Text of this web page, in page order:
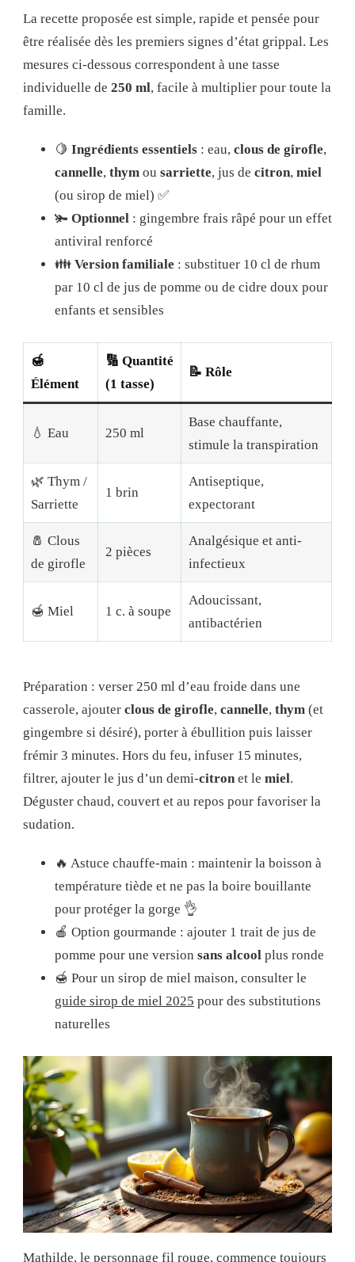
La recette proposée est simple, rapide et pensée pour
être réalisée dès les premiers signes d’état grippal. Les
mesures ci-dessous correspondent à une tasse
individuelle de 250 ml, facile à multiplier pour toute la
famille.
🍋 Ingrédients essentiels : eau, clous de girofle,
cannelle, thym ou sarriette, jus de citron, miel
(ou sirop de miel) ✅
🫚 Optionnel : gingembre frais râpé pour un effet
antiviral renforcé
👪 Version familiale : substituer 10 cl de rhum
par 10 cl de jus de pomme ou de cidre doux pour
enfants et sensibles
🍯
Élément
🔢 Quantité
(1 tasse)
📝 Rôle
💧 Eau 250 ml
Base chauffante,
stimule la transpiration
🌿 Thym /
Sarriette
1 brin
Antiseptique,
expectorant
🧂 Clous
de girofle
2 pièces
Analgésique et anti-
infectieux
🍯 Miel 1 c. à soupe
Adoucissant,
antibactérien
Préparation : verser 250 ml d’eau froide dans une
casserole, ajouter clous de girofle, cannelle, thym (et
gingembre si désiré), porter à ébullition puis laisser
frémir 3 minutes. Hors du feu, infuser 15 minutes,
filtrer, ajouter le jus d’un demi-citronet le miel.
Déguster chaud, couvert et au repos pour favoriser la
sudation.
🔥 Astuce chauffe-main : maintenir la boisson à
température tiède et ne pas la boire bouillante
pour protéger la gorge 👌
🍎 Option gourmande : ajouter 1 trait de jus de
pomme pour une version sans alcool plus ronde
🍯 Pour un sirop de miel maison, consulter le
guide sirop de miel 2025 pour des substitutions
naturelles
Mathilde, le personnage fil rouge, commence toujours